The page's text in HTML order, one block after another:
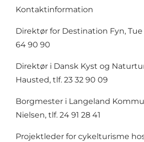
Kontaktinformation
Direktør for Destination Fyn,
64 90 90
Direktør i Dansk Kyst og
Hausted, tlf. 23 32 90 09
Borgmester i Langeland
Nielsen, tlf. 24 91 28 41
Projektleder for cykelturisme